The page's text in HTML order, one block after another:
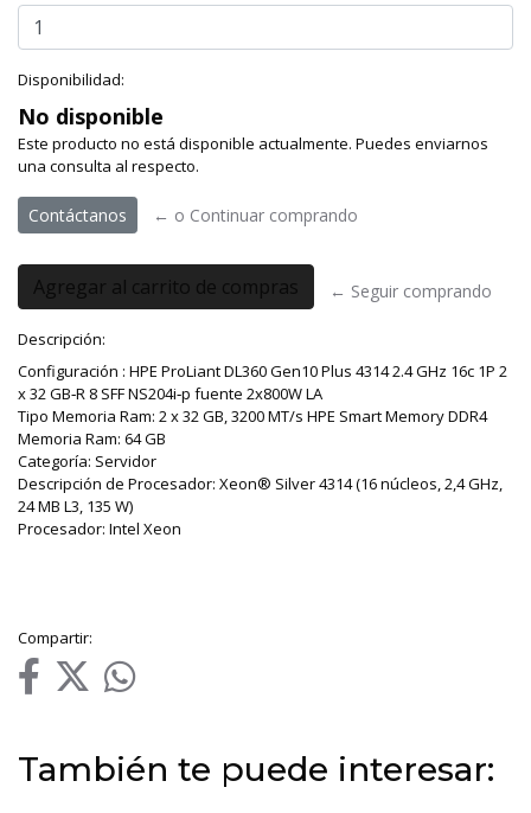
Disponibilidad:
No disponible
Este producto no está disponible actualmente. Puedes enviarnos
una consulta al respecto.
Contáctanos ← o Continuar comprando
← Seguir comprando
Descripción:
Configuración : HPE ProLiant DL360 Gen10 Plus 4314 2.4 GHz 16c 1P 2
x 32 GB‑R 8 SFF NS204i‑p fuente 2x800W LA
Tipo Memoria Ram: 2 x 32 GB, 3200 MT/s HPE Smart Memory DDR4
Memoria Ram: 64 GB
Categoría: Servidor
Descripción de Procesador: Xeon® Silver 4314 (16 núcleos, 2,4 GHz,
24 MB L3, 135 W)
Procesador: Intel Xeon
Compartir:
También te puede interesar: